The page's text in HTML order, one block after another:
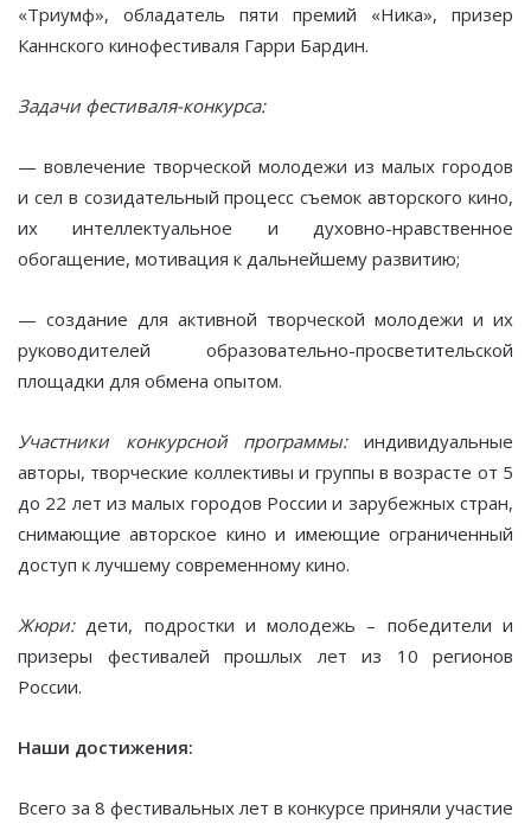
«Триумф», обладатель пяти премий «Ника», призер
Каннского кинофестиваля Гарри Бардин.
Задачи фестиваля-конкурса:
— вовлечение творческой молодежи из малых городов
и сел в созидательный процесс съемок авторского кино,
их интеллектуальное и духовно-нравственное
обогащение, мотивация к дальнейшему развитию;
— создание для активной творческой молодежи и их
руководителей образовательно-просветительской
площадки для обмена опытом.
Участники конкурсной программы:индивидуальные
авторы, творческие коллективы и группы в возрасте от 5
до 22 лет из малых городов России и зарубежных стран,
снимающие авторское кино и имеющие ограниченный
доступ к лучшему современному кино.
Жюри:дети, подростки и молодежь – победители и
призеры фестивалей прошлых лет из 10 регионов
России.
Наши достижения:
Всего за 8 фестивальных лет в конкурсе приняли участие